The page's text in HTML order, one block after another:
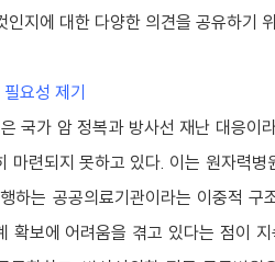
지에 대한 다양한 의견을 공유하기
요성 제기
국가 암 정복과 방사선 재난 대응이
마련되지 못하고 있다. 이는 원자력병
하는 공공의료기관이라는 이중적 구
보에 어려움을 겪고 있다는 점이